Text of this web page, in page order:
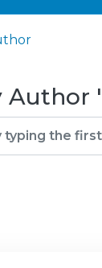
Author